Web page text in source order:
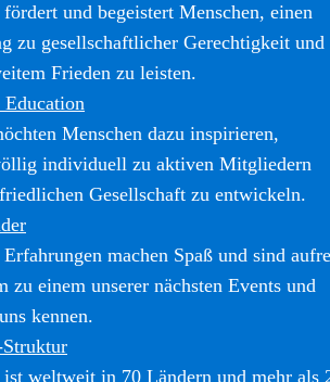
und begeistert Menschen, einen
zu gesellschaftlicher Gerechtigkeit und
Frieden zu leisten.
Education
Menschen dazu inspirieren,
individuell zu aktiven Mitgliedern
Gesellschaft zu entwickeln.
machen Spaß und sind
zu einem unserer nächsten Events und
kennen.
weltweit in 70 Ländern und mehr als